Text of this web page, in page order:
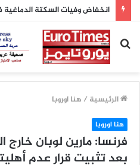
بحث
عن
الرئيسية / هنا اوروبا
هنا اوروبا
بعد تثبيت قرار عدم